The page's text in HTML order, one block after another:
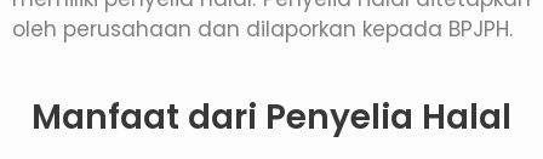
oleh perusahaan dan dilaporkan kepada BPJPH.
Manfaat dari Penyelia Halal